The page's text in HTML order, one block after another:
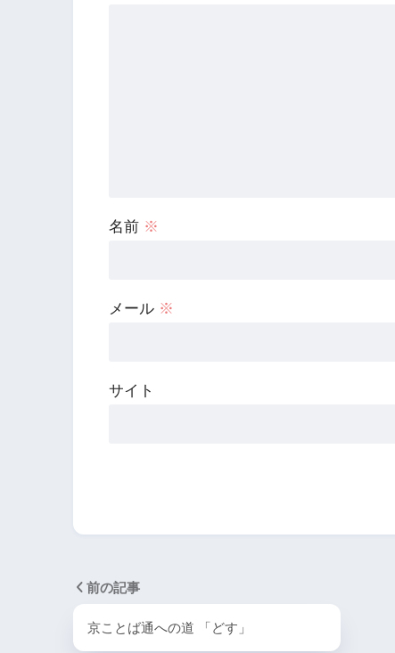
名前 ※
メール ※
サイト
前の記事
京ことば通への道 「どす」